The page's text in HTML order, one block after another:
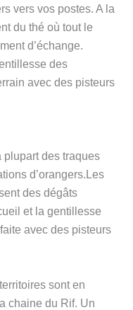
vers vos postes. A la
du thé où tout le
d’échange.
des
avec des pisteurs
plupart des traques
d’orangers.Les
des dégâts
et la gentillesse
avec des pisteurs
sont en
chaine du Rif. Un